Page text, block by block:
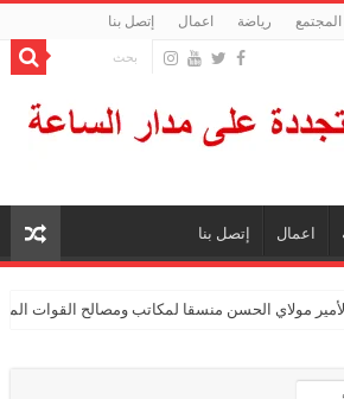
رياضة اعمال إتصل بنا
اعمال إتصل بنا
مولاي الحسن منسقا لمكاتب ومصالح القوات